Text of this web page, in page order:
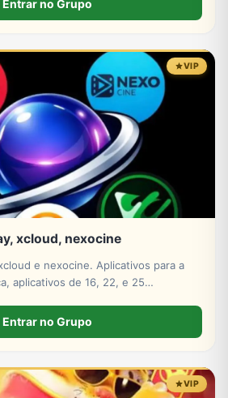
Entrar no Grupo
VIP
xcloud, nexocine
e nexocine. Aplicativos para a
aplicativos de 16, 22, e 25
Entrar no Grupo
VIP